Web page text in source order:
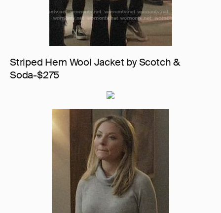
Striped Hem Wool Jacket by Scotch &
Soda-$275